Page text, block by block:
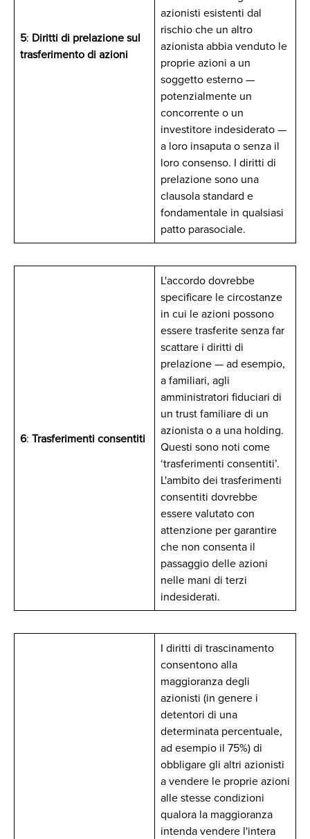
5: Diritti di prelazione sul
trasferimento di azioni
azionisti esistenti dal
rischio che un altro
azionista abbia venduto le
proprie azioni a un
soggetto esterno —
potenzialmente un
concorrente o un
investitore indesiderato —
a loro insaputa o senza il
loro consenso. I diritti di
prelazione sono una
clausola standard e
fondamentale in qualsiasi
patto parasociale.
6: Trasferimenti consentiti
L'accordo dovrebbe
specificare le circostanze
in cui le azioni possono
essere trasferite senza far
scattare i diritti di
prelazione — ad esempio,
a familiari, agli
amministratori fiduciari di
un trust familiare di un
azionista o a una holding.
Questi sono noti come
‘trasferimenti consentiti’.
L'ambito dei trasferimenti
consentiti dovrebbe
essere valutato con
attenzione per garantire
che non consenta il
passaggio delle azioni
nelle mani di terzi
indesiderati.
I diritti di trascinamento
consentono alla
maggioranza degli
azionisti (in genere i
detentori di una
determinata percentuale,
ad esempio il 75%) di
obbligare gli altri azionisti
a vendere le proprie azioni
alle stesse condizioni
qualora la maggioranza
intenda vendere l'intera